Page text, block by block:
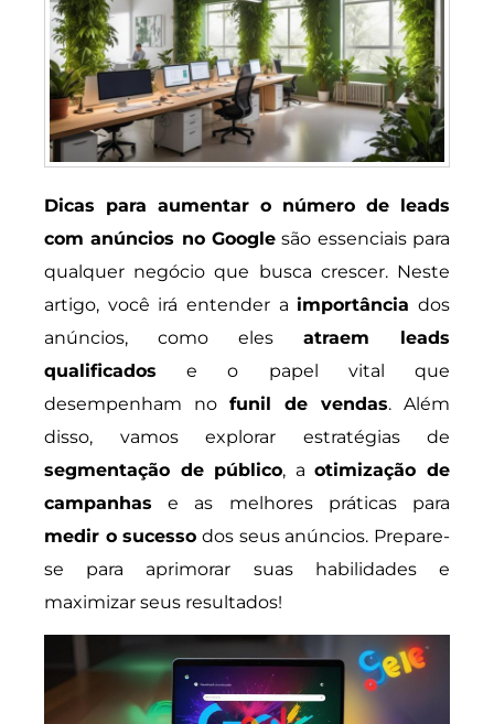
Dicas para aumentar o número de leads
com anúncios no Google são essenciais para
qualquer negócio que busca crescer. Neste
artigo, você irá entender aimportância dos
anúncios, como eles atraem leads
qualificados e o papel vital que
desempenham no funil de vendas. Além
disso, vamos explorar estratégias de
segmentação de público, aotimização de
campanhas e as melhores práticas para
medir o sucesso dos seus anúncios. Prepare-
se para aprimorar suas habilidades e
maximizar seus resultados!